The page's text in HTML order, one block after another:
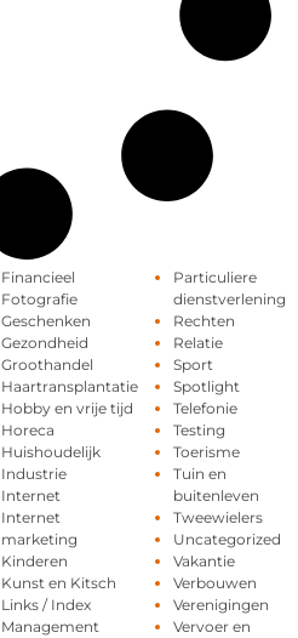
Financieel
Fotografie
Geschenken
Gezondheid
Groothandel
Haartransplantatie
Hobby en vrije tijd
Horeca
Huishoudelijk
Industrie
Internet
Internet
marketing
Kinderen
Kunst en Kitsch
Links / Index
Management
Particuliere
dienstverlening
Rechten
Relatie
Sport
Spotlight
Telefonie
Testing
Toerisme
Tuin en
buitenleven
Tweewielers
Uncategorized
Vakantie
Verbouwen
Verenigingen
Vervoer en